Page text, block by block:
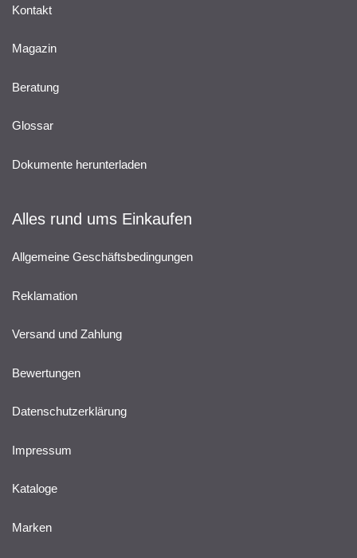
Kontakt
Magazin
Beratung
Glossar
Dokumente herunterladen
Alles rund ums Einkaufen
Allgemeine Geschäftsbedingungen
Reklamation
Versand und Zahlung
Bewertungen
Datenschutzerklärung
Impressum
Kataloge
Marken